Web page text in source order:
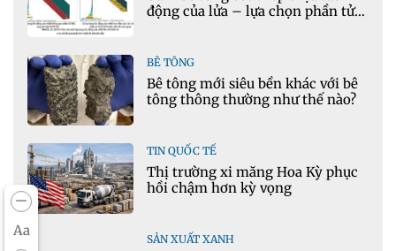
Aa
động của lửa – lựa chọn phần tử
BÊ TÔNG
Bê tông mới siêu bền khác với bê
tông thông thường như thế nào?
TIN QUỐC TẾ
Thị trường xi măng Hoa Kỳ phục
hồi chậm hơn kỳ vọng
SẢN XUẤT XANH